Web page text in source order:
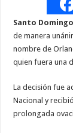
Santo
de manera
nombre de
quien fuera una
La decisión fue
Nacional y
prolongada